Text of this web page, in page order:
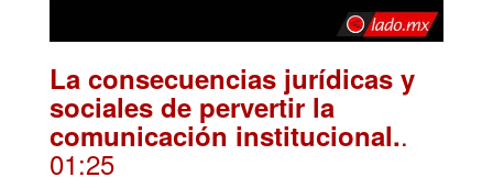
La consecuencias jurídicas y
sociales de pervertir la
comunicación institucional..
01:25